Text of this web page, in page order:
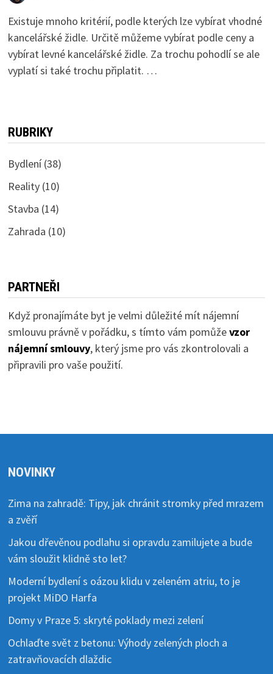
Existuje mnoho kritérií, podle kterých lze vybírat vhodné
kancelářské židle. Určitě můžeme vybírat podle ceny a
vybírat levné kancelářské židle. Za trochu pohodlí se ale
vyplatí si také trochu připlatit. …
RUBRIKY
Bydlení(38)
Reality(10)
Stavba (14)
Zahrada (10)
PARTNEŘI
Když pronajímáte byt je velmi důležité mít nájemní
smlouvu právně v pořádku, s tímto vám pomůževzor
nájemní smlouvy, který jsme pro vás zkontrolovali a
připravili pro vaše použití.
NOVINKY
Zima na zahradě: Tipy, jak chránit stromky před mrazem
a zvěří
Jakou dřevěnou podlahu si opravdu zamilujete a bude
vám sloužit klidně sto let?
Moderní bydlení s oázou klidu v zeleném atriu, to je
projekt MiDO Harfa
Domy v Praze 5: skryté poklady mezi zelení
Ochlaďte svět z betonu: Výhody zelených ploch a
zatravňovacích dlaždic